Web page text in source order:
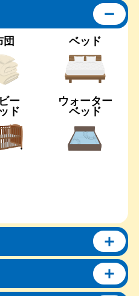
団 ベッド
ー
ド
ウォーター
ベッド